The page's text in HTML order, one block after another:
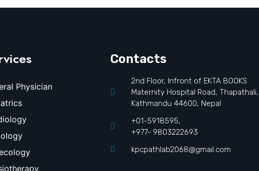
Physician
Contacts
2nd Floor, Infront of EKTA BOOKS
Maternity Hospital Road, Thapathali,
Kathmandu 44600, Nepal
+01-5918595,
+977- 9803222693
kpcpathlab2068@gmail.com